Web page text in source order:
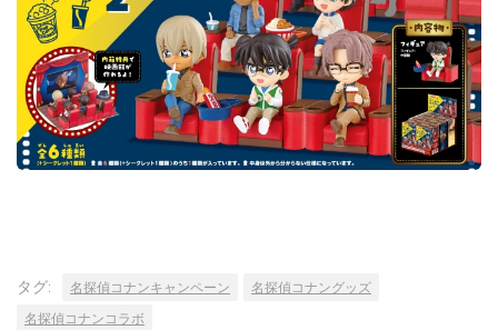
タグ: 名探偵コナンキャンペーン
名探偵コナングッズ
名探偵コナンコラボ